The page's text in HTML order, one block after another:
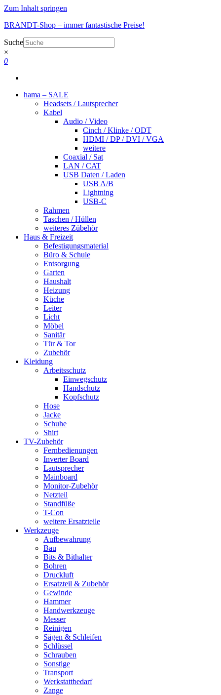
Zum Inhalt springen
BRANDT-Shop – immer fantastische Preise!
Suche
×
0
hama – SALE
Headsets / Lautsprecher
Kabel
Audio / Video
Cinch / Klinke / ODT
HDMI / DP / DVI / VGA
weitere
Coaxial / Sat
LAN / CAT
USB Daten / Laden
USB A/B
Lightning
USB-C
Rahmen
Taschen / Hüllen
weiteres Zübehör
Haus & Freizeit
Befestigungsmaterial
Büro & Schule
Entsorgung
Garten
Haushalt
Heizung
Küche
Leiter
Licht
Möbel
Sanitär
Tür & Tor
Zubehör
Kleidung
Arbeitsschutz
Einwegschutz
Handschutz
Kopfschutz
Hose
Jacke
Schuhe
Shirt
TV-Zubehör
Fernbedienungen
Inverter Board
Lautsprecher
Mainboard
Monitor-Zubehör
Netzteil
Standfüße
T-Con
weitere Ersatzteile
Werkzeuge
Aufbewahrung
Bau
Bits & Bithalter
Bohren
Druckluft
Ersatzteil & Zubehör
Gewinde
Hammer
Handwerkzeuge
Messer
Reinigen
Sägen & Schleifen
Schlüssel
Schrauben
Sonstige
Transport
Werkstattbedarf
Zange